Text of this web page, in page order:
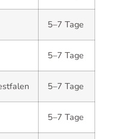
5–7 Tage
5–7 Tage
5–7 Tage
5–7 Tage